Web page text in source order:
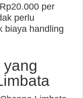
per
perlu
biaya handling
yang